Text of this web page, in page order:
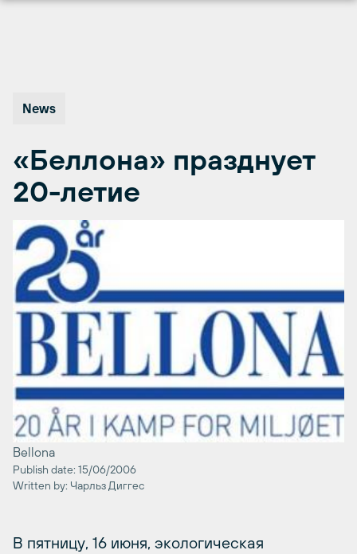
News
«Беллона» празднует
20-летие
Bellona
Publish date: 15/06/2006
Written by: Чарльз Диггес
В пятницу, 16 июня, экологическая